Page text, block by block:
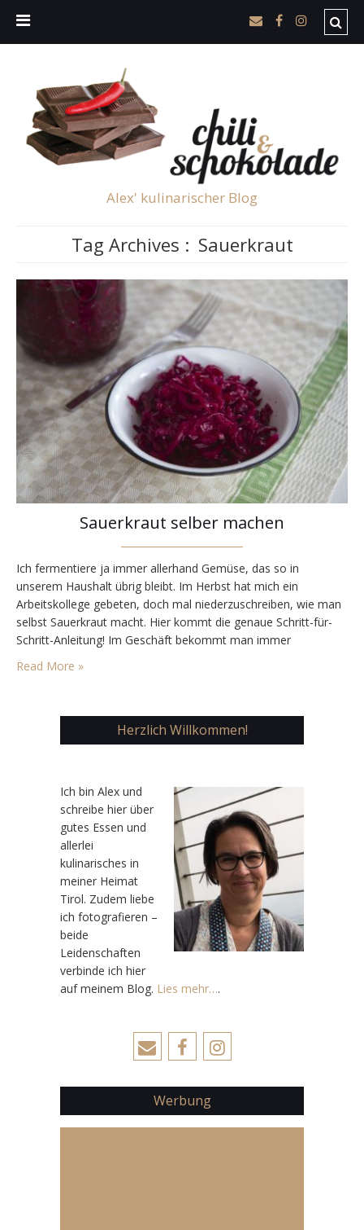
Alex' kulinarischer Blog
Tag Archives : Sauerkraut
Sauerkraut selber machen
Ich fermentiere ja immer allerhand Gemüse, das so in
unserem Haushalt übrig bleibt. Im Herbst hat mich ein
Arbeitskollege gebeten, doch mal niederzuschreiben, wie man
selbst Sauerkraut macht. Hier kommt die genaue Schritt-für-
Schritt-Anleitung! Im Geschäft bekommt man immer
Sauerkraut aus Weißkraut zu kaufen. Ich mache meist
Sauerkraut aus Rotkraut. Ich finde, es schmeckt ein wenig
Read More »
Herzlich Willkommen!
Ich bin Alex und
schreibe hier über
gutes Essen und
allerlei
kulinarisches in
meiner Heimat
Tirol. Zudem liebe
ich fotografieren –
beide
Leidenschaften
verbinde ich hier
auf meinem Blog. Lies mehr….
Werbung